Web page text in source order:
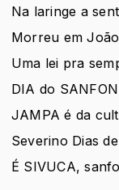
Na laringe a
Morreu em
Uma lei pra
DIA do
JAMPA é da
Severino Dias
É SIVUCA,